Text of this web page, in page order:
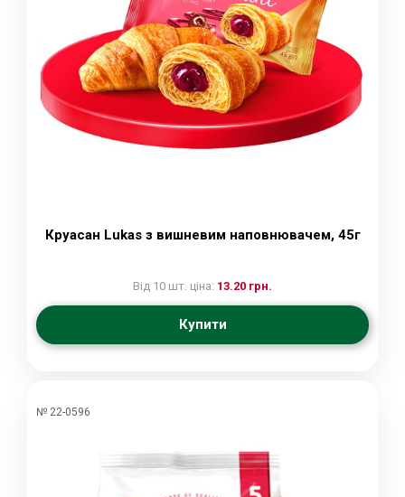
Круасан Lukas з вишневим наповнювачем, 45г
Від 10 шт. ціна: 13.20 грн.
Купити
№ 22-0596